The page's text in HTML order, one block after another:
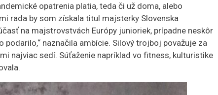
opatrenia platia, teda či už doma, alebo
rada by som získala titul majsterky Slovenska
na majstrovstvách Európy junioriek, prípadne neskôr
podarilo,“ naznačila ambície. Silový trojboj považuje za
najviac sedí. Súťaženie napríklad vo fitness, kulturistike